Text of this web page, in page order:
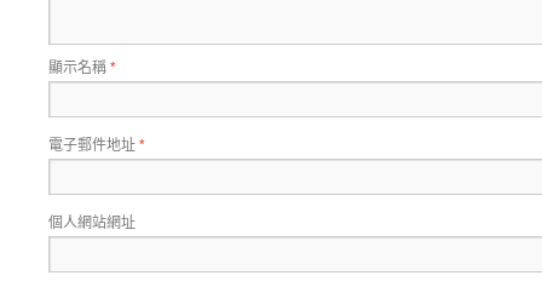
顯示名稱*
電子郵件地址*
個人網站網址